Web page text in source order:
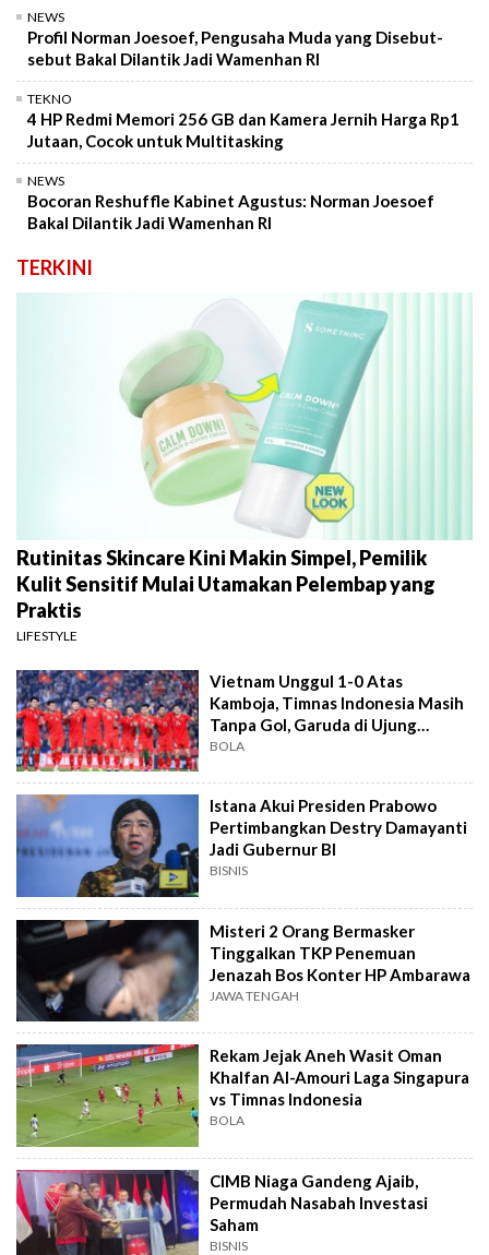
NEWS
Profil Norman Joesoef, Pengusaha Muda yang Disebut-
sebut Bakal Dilantik Jadi Wamenhan RI
TEKNO
4 HP Redmi Memori 256 GB dan Kamera Jernih Harga Rp1
Jutaan, Cocok untuk Multitasking
NEWS
Bocoran Reshuffle Kabinet Agustus: Norman Joesoef
Bakal Dilantik Jadi Wamenhan RI
TERKINI
Rutinitas Skincare Kini Makin Simpel, Pemilik
Kulit Sensitif Mulai Utamakan Pelembap yang
Praktis
LIFESTYLE
Vietnam Unggul 1-0 Atas
Kamboja, Timnas Indonesia Masih
Tanpa Gol, Garuda di Ujung
Tanduk
BOLA
Istana Akui Presiden Prabowo
Pertimbangkan Destry Damayanti
Jadi Gubernur BI
BISNIS
Misteri 2 Orang Bermasker
Tinggalkan TKP Penemuan
Jenazah Bos Konter HP Ambarawa
JAWA TENGAH
Rekam Jejak Aneh Wasit Oman
Khalfan Al-Amouri Laga Singapura
vs Timnas Indonesia
BOLA
CIMB Niaga Gandeng Ajaib,
Permudah Nasabah Investasi
Saham
BISNIS